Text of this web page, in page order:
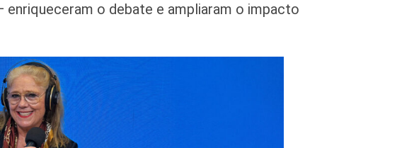
o debate e ampliaram o impacto